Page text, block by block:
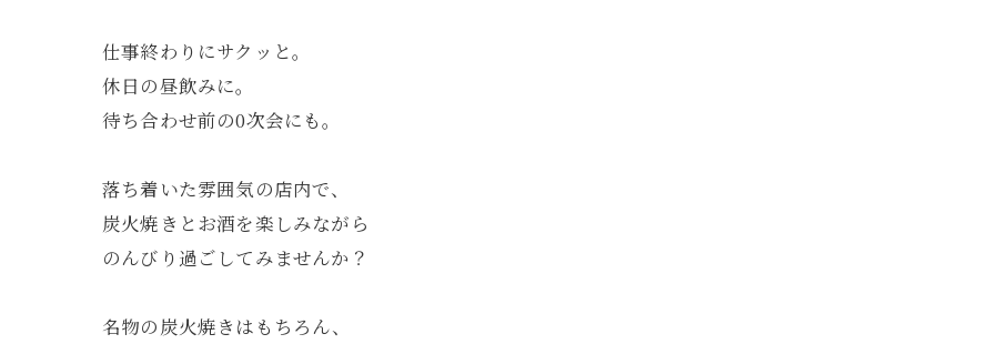
仕事終わりにサクッと。
休日の昼飲みに。
待ち合わせ前の0次会にも。
落ち着いた雰囲気の店内で、
炭火焼きとお酒を楽しみながら
のんびり過ごしてみませんか？
名物の炭火焼きはもちろん、